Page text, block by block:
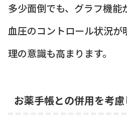
多少面倒でも、グラフ機能
血圧のコントロール状況が
理の意識も高まります。
お薬手帳との併用を考